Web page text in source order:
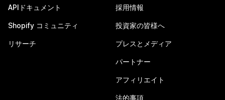
APIドキュメント
Shopify コミュニティ
リサーチ
採用情報
投資家の皆様へ
プレスとメディア
パートナー
アフィリエイト
法的事項